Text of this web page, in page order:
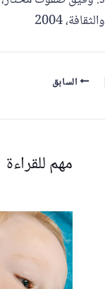
والثقافة، 2004
السابق
مهم للقراءة